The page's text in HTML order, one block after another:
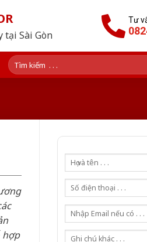
tại Sài Gòn
Tư
Tìm
kiếm:
hợp